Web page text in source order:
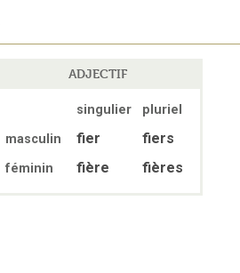
ADJECTIF
singulier
pluriel
masculin
fier fiers
féminin fière fières